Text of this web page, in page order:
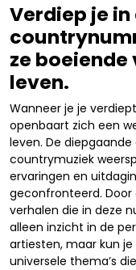
Verdiep je
ze
leven.
Wanneer je je
openbaart zich een
leven. De
countrymuziek
ervaringen en
geconfronteerd.
verhalen die in deze
alleen inzicht in de
artiesten, maar kun
universele thema’s